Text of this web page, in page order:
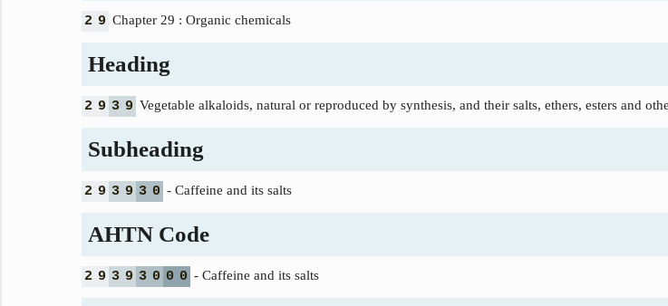
2 9 Chapter 29 : Organic chemicals
Heading
2 9 3 9 Vegetable alkaloids, natural or reproduced by synthesis, and their salts, ethers, esters and
Subheading
2 9 3 9 3 0 - Caffeine and its salts
AHTN Code
2 9 3 9 3 0 0 0 - Caffeine and its salts